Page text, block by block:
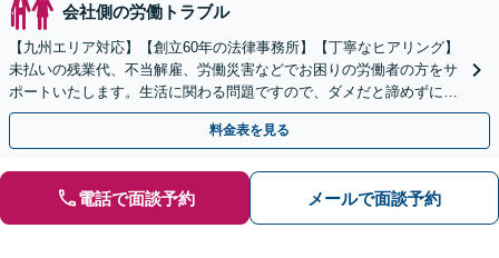
会社側の労働トラブル
【九州エリア対応】【創立60年の法律事務所】【丁寧なヒアリング】
未払いの残業代、不当解雇、労働災害などでお困りの労働者の方をサ
ポートいたします。生活に関わる問題ですので、ダメだと諦めずに、
しっかりと労働者の権利を主張していきましょう。
料金表を見る
電話で面談予約 メールで面談予約